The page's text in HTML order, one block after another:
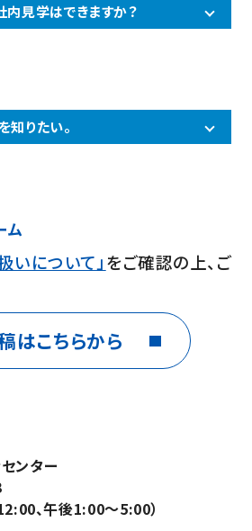
内見学はできますか？
知りたい。
ム
いについて」をご確認の上、ご
はこちらから
ンター
、午後1:00～5:00）